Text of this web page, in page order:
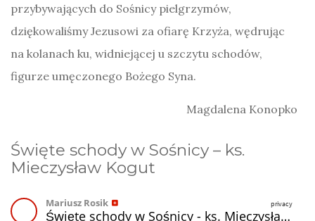
przybywających do Sośnicy pielgrzymów,
dziękowaliśmy Jezusowi za ofiarę Krzyża, wędrując
na kolanach ku, widniejącej u szczytu schodów,
figurze umęczonego Bożego Syna.
Magdalena Konopko
Święte schody w Sośnicy – ks.
Mieczysław Kogut